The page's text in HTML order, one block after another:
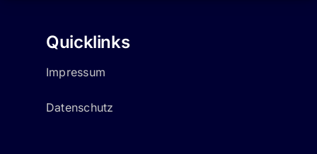
Quicklinks
Impressum
Datenschutz